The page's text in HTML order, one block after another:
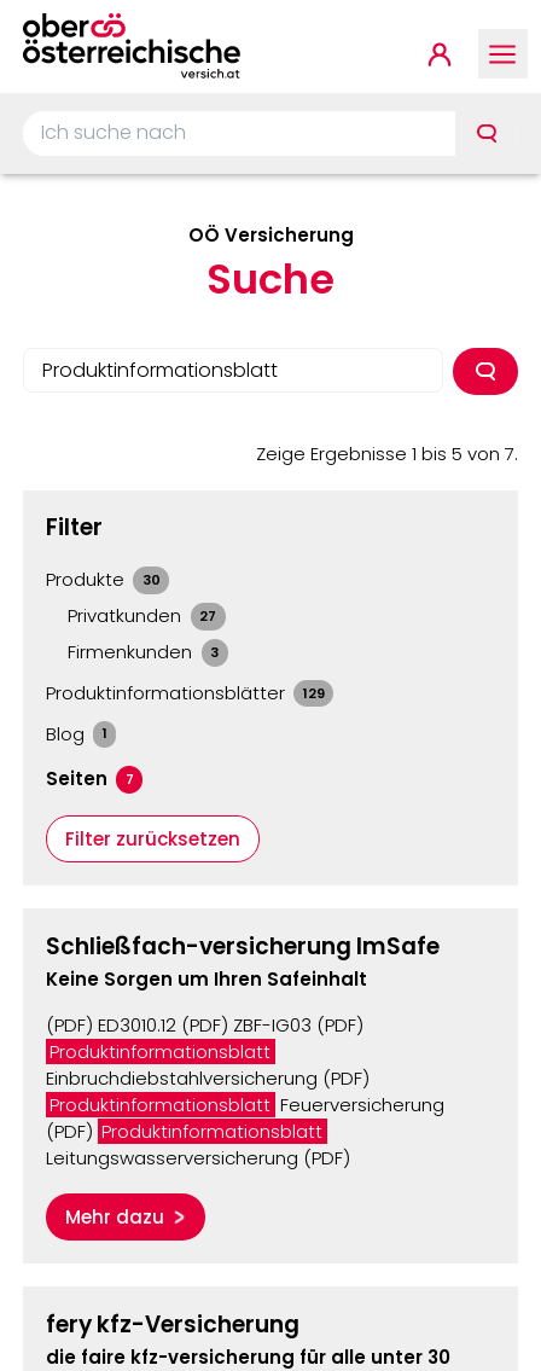
Ich suche nach …
OÖ Versicherung
Suche
Zeige Ergebnisse 1 bis 5 von 7.
Filter
Produkte 30
Privatkunden 27
Firmenkunden 3
Produktinformationsblätter 129
Blog 1
Seiten 7
Filter zurücksetzen
Schließfach-versicherung ImSafe
Keine Sorgen um Ihren Safeinhalt
(PDF) ED3010.12 (PDF) ZBF-IG03 (PDF)
Produktinformationsblatt
Einbruchdiebstahlversicherung (PDF)
Produktinformationsblatt Feuerversicherung
(PDF) Produktinformationsblatt
Leitungswasserversicherung (PDF)
Mehr dazu
fery kfz-Versicherung
die faire kfz-versicherung für alle unter 30